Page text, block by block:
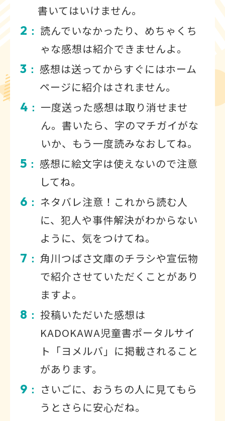
書いてはいけません。
2 ： 読んでいなかったり、めちゃくち
ゃな感想は紹介できませんよ。
3 ： 感想は送ってからすぐにはホーム
ページに紹介はされません。
4 ： 一度送った感想は取り消せませ
ん。書いたら、字のマチガイがな
いか、もう一度読みなおしてね。
5 ： 感想に絵文字は使えないので注意
してね。
6 ： ネタバレ注意！これから読む人
に、犯人や事件解決がわからない
ように、気をつけてね。
7 ： 角川つばさ文庫のチラシや宣伝物
で紹介させていただくことがあり
ますよ。
8 ： 投稿いただいた感想は
KADOKAWA児童書ポータルサイ
ト「ヨメルバ」に掲載されること
があります。
9 ：
さいごに、おうちの人に見てもら
うとさらに安心だね。